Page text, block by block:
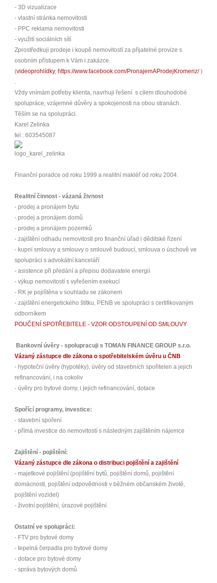
- 3D vizualizace
- vlastní stránka nemovitosti
- PPC reklama nemovitosti
- využití sociálních sítí
Zprostředkuji prodeje i koupě nemovitostí za přijatelné provize s
osobním přístupem k Vám i zakázce.
(videoprohlídky, https://www.facebook.com/PronajemAProdejKromeriz/)
Vždy vnímám potřeby klienta, navrhuji řešení s cílem dlouhodobé
spolupráce, vzájemné důvěry a spokojenosti na obou stranách.
Těším se na spolupráci.
Karel Zelinka
tel.: 603545087
Finanční poradce od roku 1999 a realitní makléř od roku 2004.
Realitní činnost - vázaná živnost
- prodej a pronájem bytu
- prodej a pronájem domů
- prodej a pronájem pozemků
- zajištění odhadu nemovitosti pro finanční úřad i děditské řizení
- kupní smlouvy a smlouvy o smlouvě budoucí, smlouva o úschově ve
spolupráci s advokátní kanceláří
- asistence při předání a přepisu dodavatele energií
- výkup nemovitostí s vyřešením exekucí
- RK je pojištěna v souhladu se zákonem
- zajištění energetického štítku, PENB ve spolupráci s certifikovaným
odborníkem
POUČENÍ SPOTŘEBITELE - VZOR ODSTOUPENÍ OD SMLOUVY
Bankovní úvěry - spolupracuji s TOMAN FINANCE GROUP s.r.o.
Vázaný zástupce dle zákona o spotřebitelském úvěru u ČNB
- hypoteční úvěry (hypotéky), úvěry od stavebních spořitelen a jejich
refinancování, i na cokoliv
- úvěry pro bytové domy, i jejich refinancování, dotace
Spořící programy, investice:
- stavební spoření
- přímá investice do nemovitostí s následným zajištěním nájemce
Zajištění - pojištění:
Vázaný zástupce dle zákona o distribuci pojištění a zajištění
- majetkové pojištění (pojištění bytů, pojištění domů, pojištění
domácnosti, pojištění odpovědnosti v běžném občanském životě,
pojištění vozidel)
- životní pojištění, úrazové pojištění
Ostatní ve spolupráci:
- FTV pro bytové domy
- tepelná čerpadla pro bytové domy
- dotace pro bytové domy
- správa bytových domů